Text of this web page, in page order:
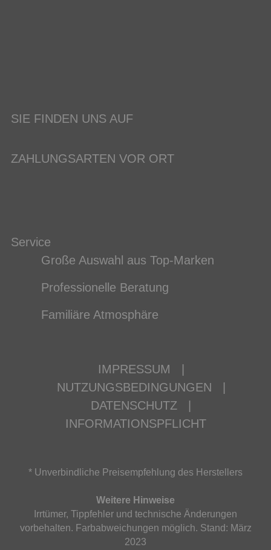
SIE FINDEN UNS AUF
ZAHLUNGSARTEN VOR ORT
Service
Große Auswahl aus Top-Marken
Professionelle Beratung
Familiäre Atmosphäre
IMPRESSUM
NUTZUNGSBEDINGUNGEN
DATENSCHUTZ
INFORMATIONSPFLICHT
* Unverbindliche Preisempfehlung des Herstellers
Weitere Hinweise
Irrtümer, Tippfehler und technische Änderungen
vorbehalten. Farbabweichungen möglich. Stand: März
2023